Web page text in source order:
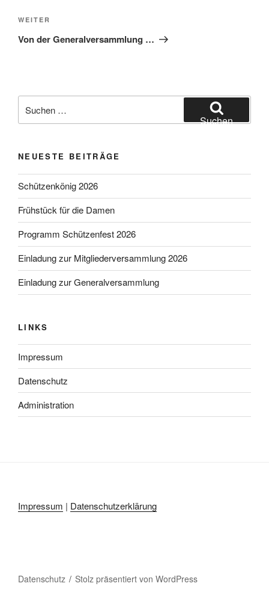
Nächster
Beitrag
WEITER
Von der Generalversammlung …
nach:
Suchen
NEUESTE BEITRÄGE
Schützenkönig 2026
Frühstück für die Damen
Programm Schützenfest 2026
Einladung zur Mitgliederversammlung 2026
Einladung zur Generalversammlung
LINKS
Impressum
Datenschutz
Administration
Impressum | Datenschutzerklärung
Datenschutz Stolz präsentiert von WordPress